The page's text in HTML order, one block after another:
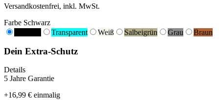
Versandkostenfrei, inkl. MwSt.
Farbe Schwarz
Transparent Weiß Salbeigrün Grau Braun
Dein Extra-Schutz
Details
5 Jahre Garantie
+16,99 € einmalig